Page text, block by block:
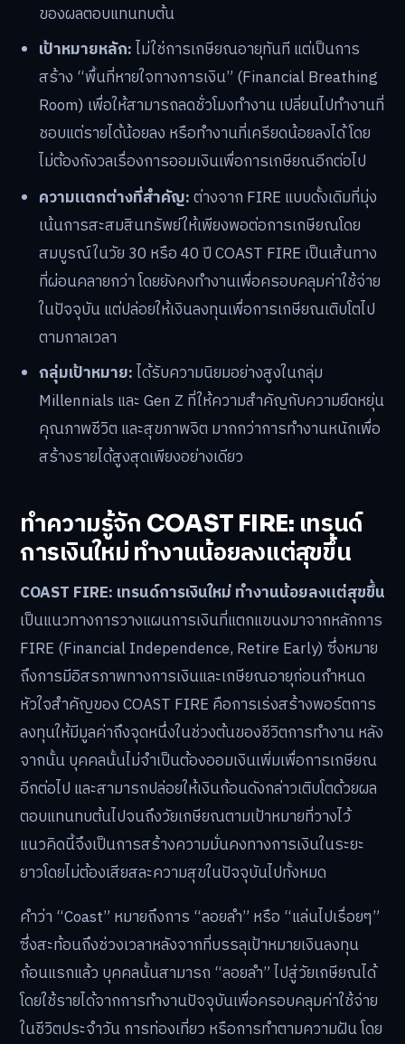
ของผลตอบแทนทบต้น
เป้าหมายหลัก:ไม่ใช่การเกษียณอายุทันที แต่เป็นการ
สร้าง “พื้นที่หายใจทางการเงิน” (Financial Breathing
Room) เพื่อให้สามารถลดชั่วโมงทำงาน เปลี่ยนไปทำงานที่
ชอบแต่รายได้น้อยลง หรือทำงานที่เครียดน้อยลงได้ โดย
ไม่ต้องกังวลเรื่องการออมเงินเพื่อการเกษียณอีกต่อไป
ความแตกต่างที่สำคัญ:ต่างจาก FIRE แบบดั้งเดิมที่มุ่ง
เน้นการสะสมสินทรัพย์ให้เพียงพอต่อการเกษียณโดย
สมบูรณ์ในวัย 30 หรือ 40 ปี COAST FIRE เป็นเส้นทาง
ที่ผ่อนคลายกว่า โดยยังคงทำงานเพื่อครอบคลุมค่าใช้จ่าย
ในปัจจุบัน แต่ปล่อยให้เงินลงทุนเพื่อการเกษียณเติบโตไป
ตามกาลเวลา
กลุ่มเป้าหมาย:ได้รับความนิยมอย่างสูงในกลุ่ม
Millennials และ Gen Z ที่ให้ความสำคัญกับความยืดหยุ่น
คุณภาพชีวิต และสุขภาพจิต มากกว่าการทำงานหนักเพื่อ
สร้างรายได้สูงสุดเพียงอย่างเดียว
ทำความรู้จัก COAST FIRE: เทรนด์
การเงินใหม่ ทำงานน้อยลงแต่สุขขึ้น
COAST FIRE: เทรนด์การเงินใหม่ ทำงานน้อยลงแต่สุขขึ้น
เป็นแนวทางการวางแผนการเงินที่แตกแขนงมาจากหลักการ
FIRE (Financial Independence, Retire Early) ซึ่งหมาย
ถึงการมีอิสรภาพทางการเงินและเกษียณอายุก่อนกำหนด
หัวใจสำคัญของ COAST FIRE คือการเร่งสร้างพอร์ตการ
ลงทุนให้มีมูลค่าถึงจุดหนึ่งในช่วงต้นของชีวิตการทำงาน หลัง
จากนั้น บุคคลนั้นไม่จำเป็นต้องออมเงินเพิ่มเพื่อการเกษียณ
อีกต่อไป และสามารถปล่อยให้เงินก้อนดังกล่าวเติบโตด้วยผล
ตอบแทนทบต้นไปจนถึงวัยเกษียณตามเป้าหมายที่วางไว้
แนวคิดนี้จึงเป็นการสร้างความมั่นคงทางการเงินในระยะ
ยาวโดยไม่ต้องเสียสละความสุขในปัจจุบันไปทั้งหมด
คำว่า “Coast” หมายถึงการ “ลอยลำ” หรือ “แล่นไปเรื่อยๆ”
ซึ่งสะท้อนถึงช่วงเวลาหลังจากที่บรรลุเป้าหมายเงินลงทุน
ก้อนแรกแล้ว บุคคลนั้นสามารถ “ลอยลำ” ไปสู่วัยเกษียณได้
โดยใช้รายได้จากการทำงานปัจจุบันเพื่อครอบคลุมค่าใช้จ่าย
ในชีวิตประจำวัน การท่องเที่ยว หรือการทำตามความฝัน โดย